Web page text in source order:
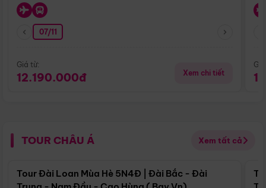
07/11
Giá từ:
12.190.000đ Xem chi tiết
TOUR CHÂU Á Xem tất cả
Điểm nổi bật
Tour Đài Loan Mùa Hè 5N4Đ | Đài Bắc - Đài